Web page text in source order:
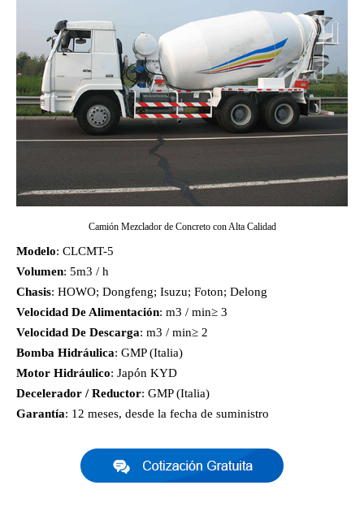
Camión Mezclador de Concreto con Alta Calidad
Modelo: CLCMT-5
Volumen: 5m3 / h
Chasis: HOWO; Dongfeng; Isuzu; Foton; Delong
Velocidad De Alimentación: m3 / min≥ 3
Velocidad De Descarga: m3 / min≥ 2
Bomba Hidráulica: GMP (Italia)
Motor Hidráulico: Japón KYD
Decelerador / Reductor: GMP (Italia)
Garantía: 12 meses, desde la fecha de suministro